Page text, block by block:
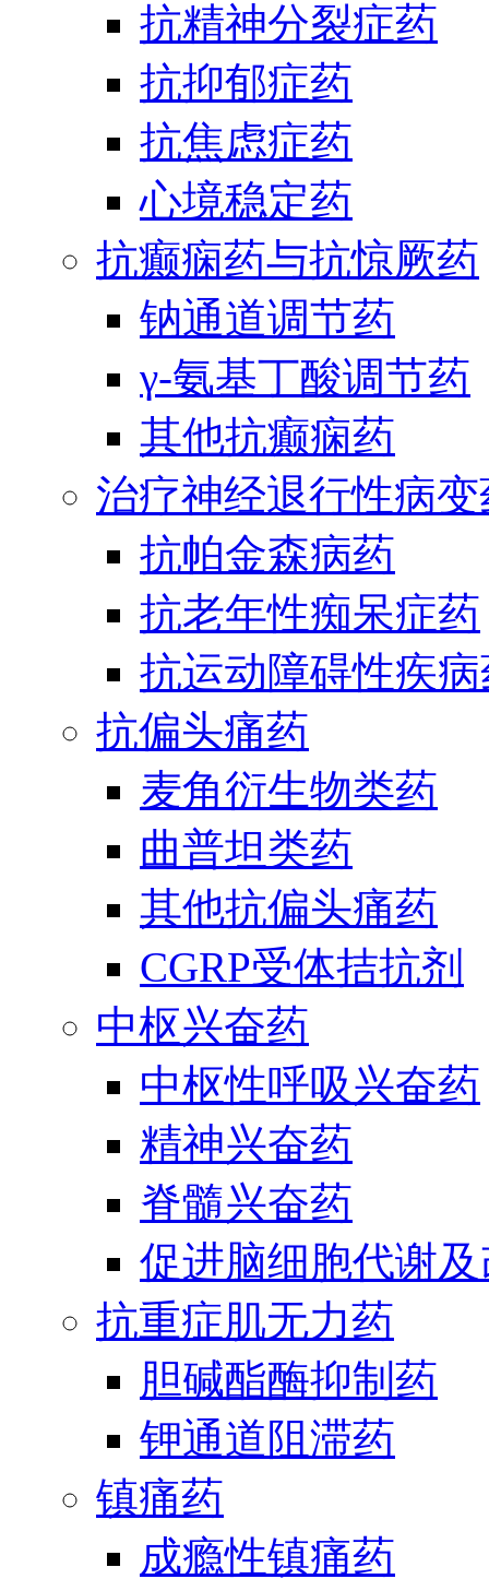
抗精神分裂症药
抗抑郁症药
抗焦虑症药
心境稳定药
抗癫痫药与抗惊厥药
钠通道调节药
γ-氨基丁酸调节药
其他抗癫痫药
治疗神经退行性病
抗帕金森病药
抗老年性痴呆症药
抗运动障碍性疾
抗偏头痛药
麦角衍生物类药
曲普坦类药
其他抗偏头痛药
CGRP受体拮抗剂
中枢兴奋药
中枢性呼吸兴奋药
精神兴奋药
脊髓兴奋药
促进脑细胞代谢
抗重症肌无力药
胆碱酯酶抑制药
钾通道阻滞药
镇痛药
成瘾性镇痛药